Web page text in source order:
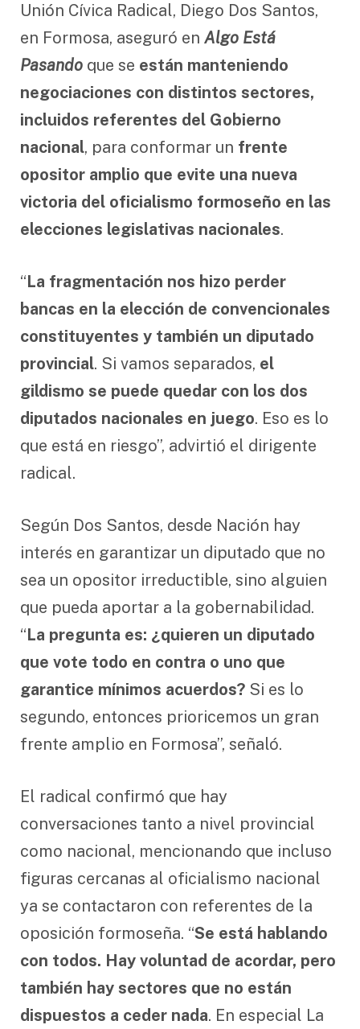
Unión Cívica Radical, Diego Dos Santos,
en Formosa, aseguró en Algo Está
Pasando que se están manteniendo
negociaciones con distintos sectores,
incluidos referentes del Gobierno
nacional, para conformar un frente
opositor amplio que evite una nueva
victoria del oficialismo formoseño en las
elecciones legislativas nacionales.
“La fragmentación nos hizo perder
bancas en la elección de convencionales
constituyentes y también un diputado
provincial. Si vamos separados, el
gildismo se puede quedar con los dos
diputados nacionales en juego. Eso es lo
que está en riesgo”, advirtió el dirigente
radical.
Según Dos Santos, desde Nación hay
interés en garantizar un diputado que no
sea un opositor irreductible, sino alguien
que pueda aportar a la gobernabilidad.
“La pregunta es: ¿quieren un diputado
que vote todo en contra o uno que
garantice mínimos acuerdos? Si es lo
segundo, entonces prioricemos un gran
frente amplio en Formosa”, señaló.
El radical confirmó que hay
conversaciones tanto a nivel provincial
como nacional, mencionando que incluso
figuras cercanas al oficialismo nacional
ya se contactaron con referentes de la
oposición formoseña. “Se está hablando
con todos. Hay voluntad de acordar, pero
también hay sectores que no están
dispuestos a ceder nada. En especial La